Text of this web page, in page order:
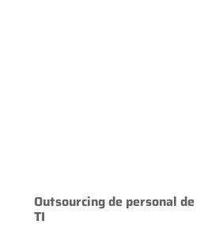
Outsourcing de personal de
TI